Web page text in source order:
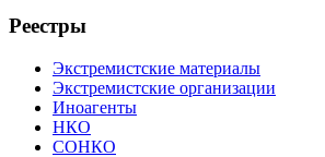
Реестры
Экстремистские материалы
Экстремистские организации
Иноагенты
НКО
СОНКО